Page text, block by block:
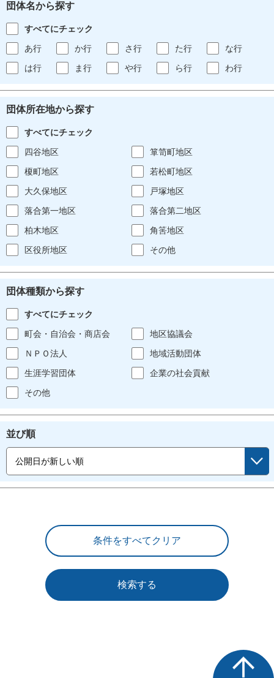
団体名から探す
すべてにチェック
あ行
か行 さ行 た行
な行
は行
ま行 や行 ら行 わ行
団体所在地から探す
すべてにチェック
四谷地区
箪笥町地区
榎町地区
若松町地区
大久保地区
戸塚地区
落合第一地区
落合第二地区
柏木地区
角筈地区
区役所地区
その他
団体種類から探す
すべてにチェック
町会・自治会・商店会
地区協議会
ＮＰＯ法人
地域活動団体
生涯学習団体
企業の社会貢献
その他
並び順
検索する